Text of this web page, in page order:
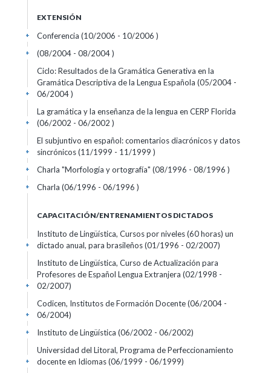
EXTENSIÓN
Conferencia (10/2006 - 10/2006 )
+
(08/2004 - 08/2004 )
+
Ciclo: Resultados de la Gramática Generativa en la
Gramática Descriptiva de la Lengua Española (05/2004 -
06/2004 )
+
La gramática y la enseñanza de la lengua en CERP Florida
(06/2002 - 06/2002 )
+
El subjuntivo en español: comentarios diacrónicos y datos
sincrónicos (11/1999 - 11/1999 )
+
Charla "Morfología y ortografía" (08/1996 - 08/1996 )
+
Charla (06/1996 - 06/1996 )
+
CAPACITACIÓN/ENTRENAMIENTOS DICTADOS
Instituto de Lingüística, Cursos por niveles (60 horas) un
dictado anual, para brasileños (01/1996 - 02/2007)
+
Instituto de Lingüística, Curso de Actualización para
Profesores de Español Lengua Extranjera (02/1998 -
02/2007)
+
Codicen, Institutos de Formación Docente (06/2004 -
06/2004)
+
Instituto de Lingüística (06/2002 - 06/2002)
+
Universidad del Litoral, Programa de Perfeccionamiento
docente en Idiomas (06/1999 - 06/1999)
+